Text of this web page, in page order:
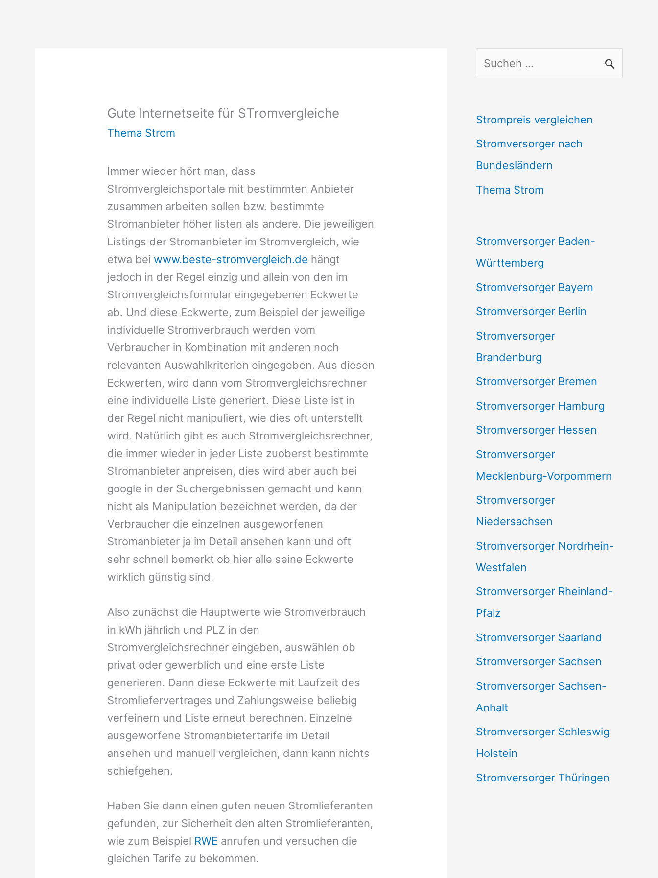
Gute Internetseite für STromvergleiche
Thema Strom
Immer wieder hört man, dass
Stromvergleichsportale mit bestimmten Anbieter
zusammen arbeiten sollen bzw. bestimmte
Stromanbieter höher listen als andere. Die jeweiligen
Listings der Stromanbieter im Stromvergleich, wie
etwa bei www.beste-stromvergleich.de hängt
jedoch in der Regel einzig und allein von den im
Stromvergleichsformular eingegebenen Eckwerte
ab. Und diese Eckwerte, zum Beispiel der jeweilige
individuelle Stromverbrauch werden vom
Verbraucher in Kombination mit anderen noch
relevanten Auswahlkriterien eingegeben. Aus diesen
Eckwerten, wird dann vom Stromvergleichsrechner
eine individuelle Liste generiert. Diese Liste ist in
der Regel nicht manipuliert, wie dies oft unterstellt
wird. Natürlich gibt es auch Stromvergleichsrechner,
die immer wieder in jeder Liste zuoberst bestimmte
Stromanbieter anpreisen, dies wird aber auch bei
google in der Suchergebnissen gemacht und kann
nicht als Manipulation bezeichnet werden, da der
Verbraucher die einzelnen ausgeworfenen
Stromanbieter ja im Detail ansehen kann und oft
sehr schnell bemerkt ob hier alle seine Eckwerte
wirklich günstig sind.
Also zunächst die Hauptwerte wie Stromverbrauch
in kWh jährlich und PLZ in den
Stromvergleichsrechner eingeben, auswählen ob
privat oder gewerblich und eine erste Liste
generieren. Dann diese Eckwerte mit Laufzeit des
Stromliefervertrages und Zahlungsweise beliebig
verfeinern und Liste erneut berechnen. Einzelne
ausgeworfene Stromanbietertarife im Detail
ansehen und manuell vergleichen, dann kann nichts
schiefgehen.
Haben Sie dann einen guten neuen Stromlieferanten
gefunden, zur Sicherheit den alten Stromlieferanten,
wie zum Beispiel RWE anrufen und versuchen die
gleichen Tarife zu bekommen.
u
h
e
n
n
Strompreis vergleichen
Stromversorger nach
Bundesländern
Thema Strom
Stromversorger Baden-
Württemberg
Stromversorger Bayern
Stromversorger Berlin
Stromversorger
Brandenburg
Stromversorger Bremen
Stromversorger Hamburg
Stromversorger Hessen
Stromversorger
Mecklenburg-Vorpommern
Stromversorger
Niedersachsen
Stromversorger Nordrhein-
Westfalen
Stromversorger Rheinland-
Pfalz
Stromversorger Saarland
Stromversorger Sachsen
Stromversorger Sachsen-
Anhalt
Stromversorger Schleswig
Holstein
Stromversorger Thüringen